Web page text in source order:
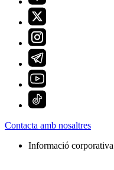
Contacta amb nosaltres
Informació corporativa